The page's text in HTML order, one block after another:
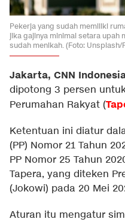
Pekerja yang sudah memiliki
jika gajinya minimal setara upah
sudah menikah. (Foto: Unsplash/
Jakarta, CNN
dipotong 3 persen
Perumahan Rakyat (
Ketentuan ini diatur
(PP) Nomor 21 Tahun
PP Nomor 25 Tahun
Tapera, yang diteken
(Jokowi) pada 20 Mei
Aturan itu mengatur